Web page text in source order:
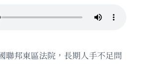
聯邦東區法院，長期人手不足問